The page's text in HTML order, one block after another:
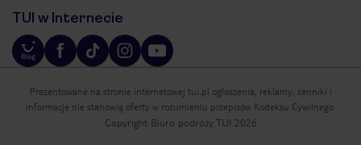
TUI w Internecie
Prezentowane na stronie internetowej tui.pl ogłoszenia, reklamy, cenniki i
informacje nie stanowią oferty w rozumieniu przepisów Kodeksu Cywilnego.
Copyright Biuro podróży TUI 2026